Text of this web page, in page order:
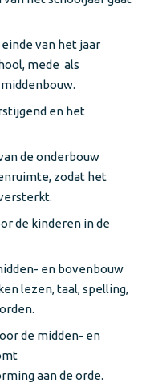
van het jaar
mede als
en het
de onderbouw
zodat het
de kinderen in de
en bovenbouw
lezen, taal, spelling,
de midden- en
aan de orde.